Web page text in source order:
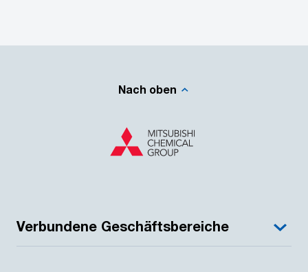
Nach oben
Verbundene Geschäftsbereiche